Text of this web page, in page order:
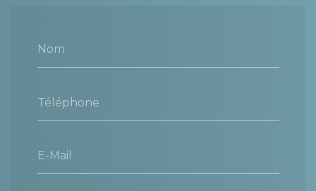
Nom
Téléphone
E-Mail